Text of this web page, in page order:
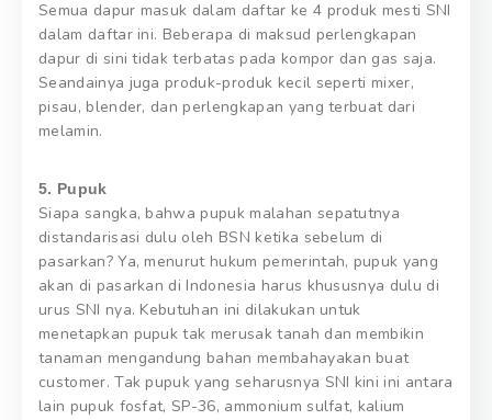
Semua dapur masuk dalam daftar ke 4 produk mesti SNI
dalam daftar ini. Beberapa di maksud perlengkapan
dapur di sini tidak terbatas pada kompor dan gas saja.
Seandainya juga produk-produk kecil seperti mixer,
pisau, blender, dan perlengkapan yang terbuat dari
melamin.
5. Pupuk
Siapa sangka, bahwa pupuk malahan sepatutnya
distandarisasi dulu oleh BSN ketika sebelum di
pasarkan? Ya, menurut hukum pemerintah, pupuk yang
akan di pasarkan di Indonesia harus khususnya dulu di
urus SNI nya. Kebutuhan ini dilakukan untuk
menetapkan pupuk tak merusak tanah dan membikin
tanaman mengandung bahan membahayakan buat
customer. Tak pupuk yang seharusnya SNI kini ini antara
lain pupuk fosfat, SP-36, ammonium sulfat, kalium